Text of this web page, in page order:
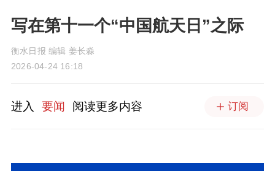
写在第十一个“中国航天日”之际
衡水日报 编辑 姜长淼
2026-04-24 16:18
进入 要闻 阅读更多内容 订阅